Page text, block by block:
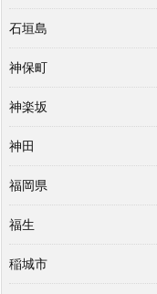
石垣島
神保町
神楽坂
神田
福岡県
福生
稲城市